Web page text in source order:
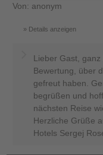
Von: anonym
Details anzeigen
Lieber Gast,
Bewertung, über
gefreut haben.
begrüßen und
nächsten Reise
Herzliche Grüße
Hotels Sergej